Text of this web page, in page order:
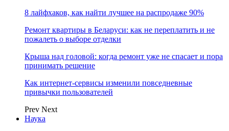
8 лайфхаков, как найти лучшее на распродаже 90%
Ремонт квартиры в Беларуси: как не переплатить и не
пожалеть о выборе отделки
Крыша над головой: когда ремонт уже не спасает и пора
принимать решение
Как интернет-сервисы изменили повседневные
привычки пользователей
Prev Next
Наука